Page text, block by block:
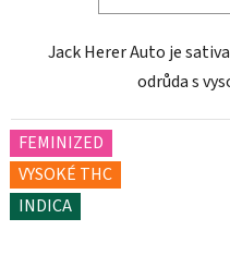
Jack Herer Auto je
odrůda s
FEMINIZED
VYSOKÉ THC
INDICA